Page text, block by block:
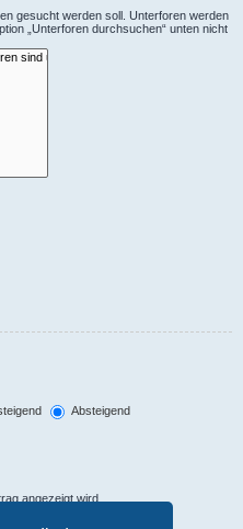
gesucht werden soll. Unterforen werden
„Unterforen durchsuchen“ unten nicht
Absteigend
angezeigt wird.